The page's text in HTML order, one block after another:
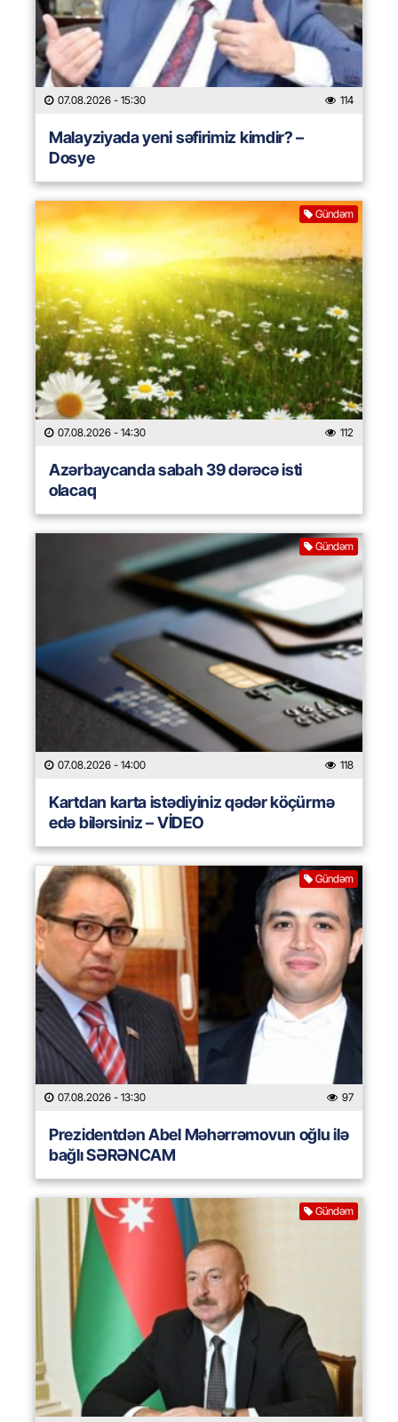
07.08.2026 - 15:30 114
Malayziyada yeni səfirimiz kimdir? –
Dosye
Gündəm
07.08.2026 - 14:30 112
Azərbaycanda sabah 39 dərəcə isti
olacaq
Gündəm
07.08.2026 - 14:00 118
Kartdan karta istədiyiniz qədər köçürmə
edə bilərsiniz – VİDEO
Gündəm
07.08.2026 - 13:30 97
Prezidentdən Abel Məhərrəmovun oğlu ilə
bağlı SƏRƏNCAM
Gündəm